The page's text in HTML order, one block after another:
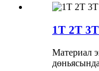
1T 2T
Материал